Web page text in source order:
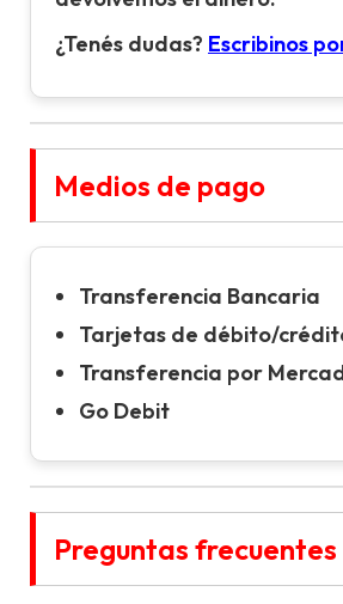
¿Tenés dudas? Escribinos
Medios de pago
Transferencia Bancaria
Tarjetas de débito/
Transferencia por
Go Debit
Preguntas frecuentes